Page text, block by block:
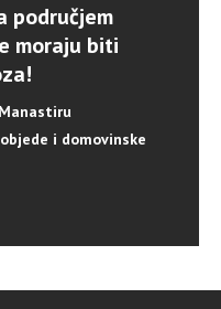
područjem
moraju biti
i domovinske